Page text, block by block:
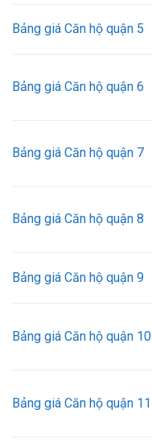
Bảng giá Căn hộ quận 5
Bảng giá Căn hộ quận 6
Bảng giá Căn hộ quận 7
Bảng giá Căn hộ quận 8
Bảng giá Căn hộ quận 9
Bảng giá Căn hộ quận 10
Bảng giá Căn hộ quận 11